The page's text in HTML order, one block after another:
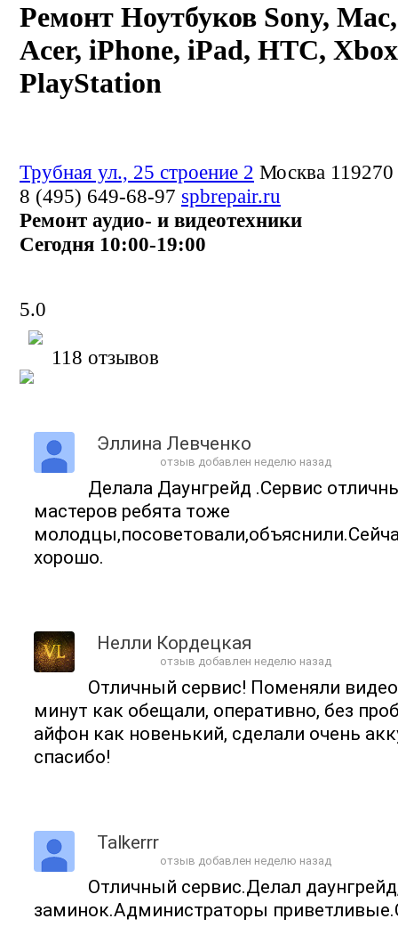
Ремонт Ноутбуков Sony,
Acer, iPhone, iPad, HTC,
PlayStation
Трубная ул., 25 строение 2 Москва 119270
8 (495) 649-68-97 spbrepair.ru
Ремонт аудио- и видеотехники
Сегодня 10:00-19:00
5.0
118 отзывов
Эллина Левченко
отзыв добавлен неделю назад
Делала Даунгрейд .Сервис
мастеров ребята тоже
хорошо.
Нелли Кордецкая
отзыв добавлен неделю назад
Отличный сервис! Поменяли
минут как обещали, оперативно, без
айфон как новенький, сделали очень
спасибо!
Talkerrr
отзыв добавлен неделю назад
Отличный сервис.Делал
заминок.Администраторы